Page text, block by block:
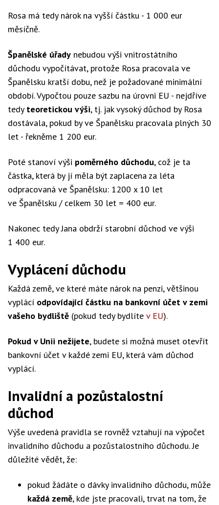
Rosa má tedy nárok na vyšší částku - 1 000 eur
měsíčně.
Španělské úřady nebudou výši vnitrostátního
důchodu vypočítávat, protože Rosa pracovala ve
Španělsku kratší dobu, než je požadované minimální
období. Vypočtou pouze sazbu na úrovni EU - nejdříve
tedy teoretickou výši, tj. jak vysoký důchod by Rosa
dostávala, pokud by ve Španělsku pracovala plných 30
let - řekněme 1 200 eur.
Poté stanoví výši poměrného důchodu, což je ta
částka, která by jí měla být zaplacena za léta
odpracovaná ve Španělsku: 1200 x 10 let
ve Španělsku / celkem 30 let = 400 eur.
Nakonec tedy Jana obdrží starobní důchod ve výši
1 400 eur.
Vyplácení důchodu
Každá země, ve které máte nárok na penzi, většinou
vyplácí odpovídající částku na bankovní účet v zemi
vašeho bydliště (pokud tedy bydlíte v EU).
Pokud v Unii nežijete, budete si možná muset otevřít
bankovní účet v každé zemi EU, která vám důchod
vyplácí.
Invalidní a pozůstalostní
důchod
Výše uvedená pravidla se rovněž vztahují na výpočet
invalidního důchodu a pozůstalostního důchodu. Je
důležité vědět, že:
pokud žádáte o dávky invalidního důchodu, může
každá země, kde jste pracovali, trvat na tom, že